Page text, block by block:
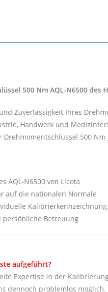
500 Nm AQL-N6500 des
Zuverlässigkeit Ihres
Handwerk und
500
AQL-N6500 von Licota
auf die nationalen Normale
Kalibrierkennzeichnung
persönliche Betreuung
aufgeführt?
Expertise in der
dennoch problemlos möglich.